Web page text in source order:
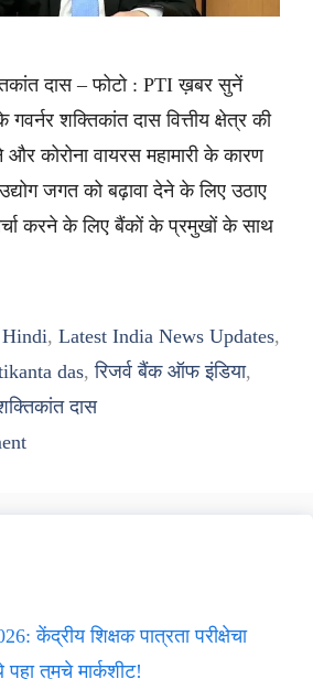
दास – फोटो : PTI ख़बर सुनें
शक्तिकांत दास वित्तीय क्षेत्र की
कोरोना वायरस महामारी के कारण
जगत को बढ़ावा देने के लिए उठाए
करने के लिए बैंकों के प्रमुखों के साथ
, Latest India News Updates,
das,रिजर्व बैंक ऑफ इंडिया,
दास
केंद्रीय शिक्षक पात्रता परीक्षेचा
तुमचे मार्कशीट!